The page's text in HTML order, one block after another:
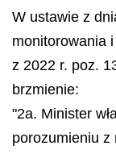
W ustawie z
monitorowania
z 2022 r. poz.
brzmienie:
"2a. Minister
porozumieniu z